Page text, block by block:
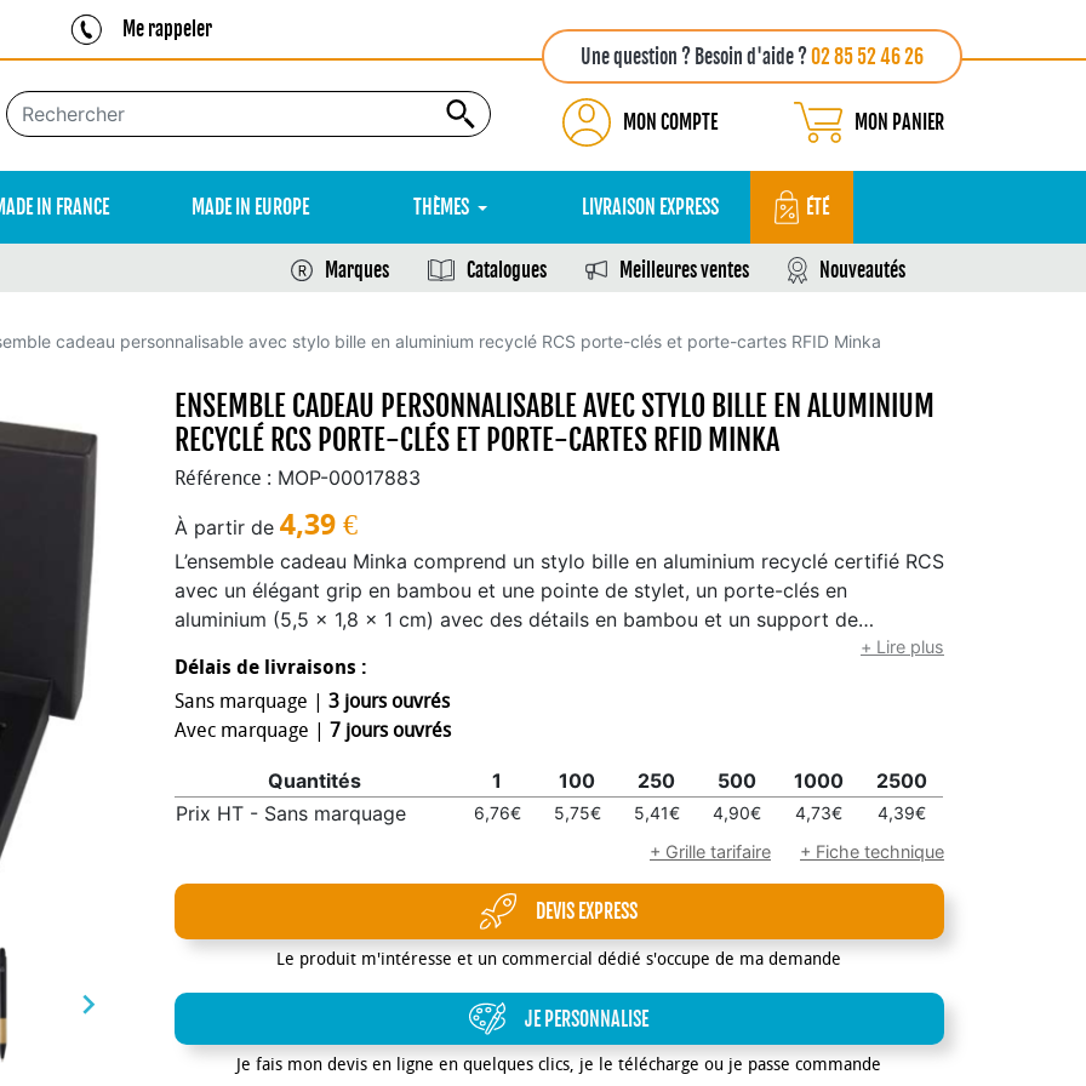
Me rappeler
Une question ? Besoin d'aide ?02 85 52 46 26
MON COMPTE MON PANIER
IN FRANCE MADE IN EUROPE THÈMES LIVRAISON EXPRESS ÉTÉ
Marques Catalogues Meilleures ventes Nouveautés
cadeau personnalisable avec stylo bille en aluminium recyclé RCS porte-clés et porte-cartes RFID Minka

ENSEMBLE CADEAU PERSONNALISABLE AVEC STYLO BILLE EN ALUMINIUM
RECYCLÉ RCS PORTE-CLÉS ET PORTE-CARTES RFID MINKA
Référence : MOP-00017883
À partir de 4,39 €
L’ensemble cadeau Minka comprend un stylo bille en aluminium recyclé certifié RCS
avec un élégant grip en bambou et une pointe de stylet, un porte-clés en
aluminium (5,5 x 1,8 x 1 cm) avec des détails en bambou et un support de
téléphone intégré, ainsi qu’un porte-cartes RFID (9,7 x 6,2 x 1 cm) avec un corps en
alliage d’aluminium et des détails en bambou (jusqu’à 10 cartes). Le stylo contient
de l’encre noire et possède une longueur d’écriture de 1 000 mètres. Un cadeau
pratique et utile qui allie fonctionnalité et design moderne. Fourni dans un coffret
idéale pour ajouter un logo.
+ Lire plus
Délais de livraisons :
Sans marquage | 3 jours ouvrés
Avec marquage | 7 jours ouvrés
Quantités 1 100 250 500 1000
2500
Prix HT - Sans marquage
6,76€ 5,75€ 5,41€ 4,90€ 4,73€
4,39€
+ Grille tarifaire
+ Fiche technique
DEVIS EXPRESS
Le produit m'intéresse et un commercial dédié s'occupe de ma demande
JE PERSONNALISE
Je fais mon devis en ligne en quelques clics, je le télécharge ou je passe commande